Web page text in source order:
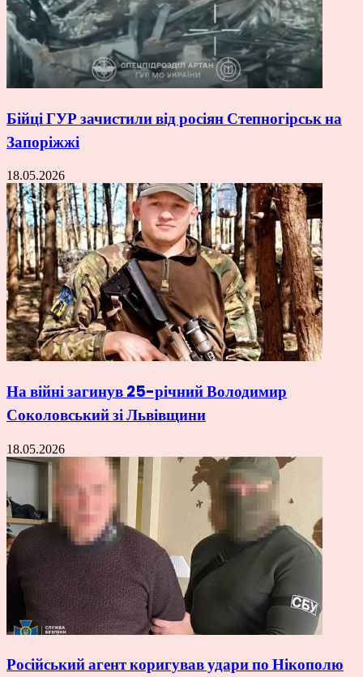
Бійці ГУР зачистили від росіян Степногірськ на
Запоріжжі
18.05.2026
На війні загинув 25-річний Володимир
Соколовський зі Львівщини
18.05.2026
Російський агент коригував удари по Нікополю